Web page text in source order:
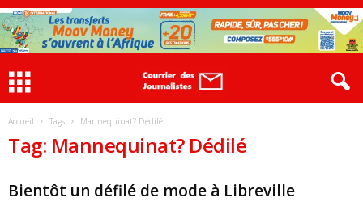
Accueil Tags Mannequinat? Dédilé
Tag: Mannequinat? Dédilé
Bientôt un défilé de mode à Libreville